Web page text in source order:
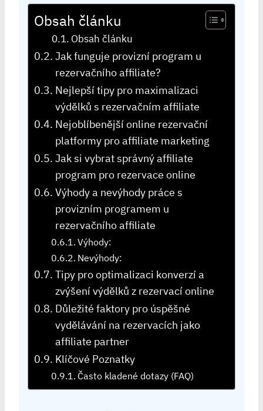
Obsah článku
Obsah článku
Jak funguje provizní program u
rezervačního affiliate?
Nejlepší tipy pro maximalizaci
výdělků s rezervačním affiliate
Nejoblíbenější online rezervační
platformy pro affiliate marketing
Jak si vybrat správný affiliate
program pro rezervace online
Výhody a nevýhody práce s
provizním programem u
rezervačního affiliate
Výhody:
Nevýhody:
Tipy pro optimalizaci konverzí a
zvýšení výdělků z rezervací online
Důležité faktory pro úspěšné
vydělávání na rezervacích jako
affiliate partner
Klíčové Poznatky
Často kladené dotazy (FAQ)